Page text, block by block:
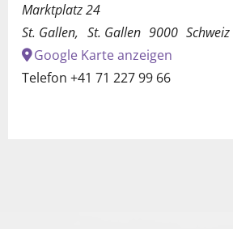
Marktplatz 24
St. Gallen, St. Gallen 9000 Schweiz
Google Karte anzeigen
Telefon +41 71 227 99 66